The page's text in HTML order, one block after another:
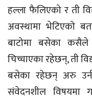
हल्ला फैलिएको र ती
अवस्थामा भेटिएको
बाटोमा बसेका कसैले
चिच्चाएका रहेछन्, ती
बसेका रहेछन् अरु
संवेदनशील विषयमा